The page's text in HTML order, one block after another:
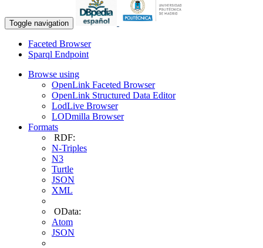
Toggle navigation
Faceted Browser
Sparql Endpoint
Browse using
OpenLink Faceted Browser
OpenLink Structured Data Editor
LodLive Browser
LODmilla Browser
Formats
RDF:
N-Triples
N3
Turtle
JSON
XML
OData:
Atom
JSON